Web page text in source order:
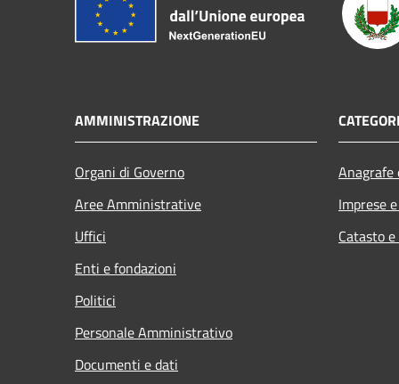
AMMINISTRAZIONE
Organi di Governo
Aree Amministrative
Uffici
Enti e fondazioni
Politici
Personale Amministrativo
Documenti e dati
Imprese
Catasto